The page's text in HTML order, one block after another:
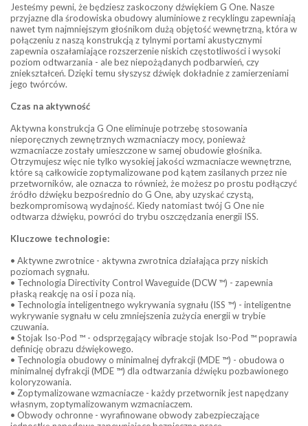
Jesteśmy pewni, że będziesz zaskoczony dźwiękiem G One. Nasze
przyjazne dla środowiska obudowy aluminiowe z recyklingu zapewniają
nawet tym najmniejszym głośnikom dużą objętość wewnętrzną, która w
połączeniu z naszą konstrukcją z tylnymi portami akustycznymi
zapewnia oszałamiające rozszerzenie niskich częstotliwości i wysoki
poziom odtwarzania - ale bez niepożądanych podbarwień, czy
zniekształceń. Dzięki temu słyszysz dźwięk dokładnie z zamierzeniami
jego twórców.
Czas na aktywność
Aktywna konstrukcja G One eliminuje potrzebę stosowania
nieporęcznych zewnętrznych wzmacniaczy mocy, ponieważ
wzmacniacze zostały umieszczone w samej obudowie głośnika.
Otrzymujesz więc nie tylko wysokiej jakości wzmacniacze wewnętrzne,
które są całkowicie zoptymalizowane pod kątem zasilanych przez nie
przetworników, ale oznacza to również, że możesz po prostu podłączyć
źródło dźwięku bezpośrednio do G One, aby uzyskać czystą,
bezkompromisową wydajność. Kiedy natomiast twój G One nie
odtwarza dźwięku, powróci do trybu oszczędzania energii ISS.
Kluczowe technologie:
• Aktywne zwrotnice - aktywna zwrotnica działająca przy niskich
poziomach sygnału.
• Technologia Directivity Control Waveguide (DCW ™) - zapewnia
płaską reakcję na osi i poza nią.
• Technologia inteligentnego wykrywania sygnału (ISS ™) - inteligentne
wykrywanie sygnału w celu zmniejszenia zużycia energii w trybie
czuwania.
• Stojak Iso-Pod ™ - odsprzęgający wibracje stojak Iso-Pod ™ poprawia
definicję obrazu dźwiękowego.
• Technologia obudowy o minimalnej dyfrakcji (MDE ™) - obudowa o
minimalnej dyfrakcji (MDE ™) dla odtwarzania dźwięku pozbawionego
koloryzowania.
• Zoptymalizowane wzmacniacze - każdy przetwornik jest napędzany
własnym, zoptymalizowanym wzmacniaczem.
• Obwody ochronne - wyrafinowane obwody zabezpieczające